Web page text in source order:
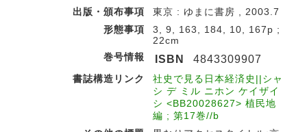
出版・頒布事項
東京 : ゆまに書房 , 2003.7
形態事項
3, 9, 163, 184, 10, 167p ;
22cm
巻号情報
ISBN 4843309907
書誌構造リンク
社史で見る日本経済史||シャ
シ デ ミル ニホン ケイザイ
シ <BB20028627> 植民地
編 ; 第17巻//b